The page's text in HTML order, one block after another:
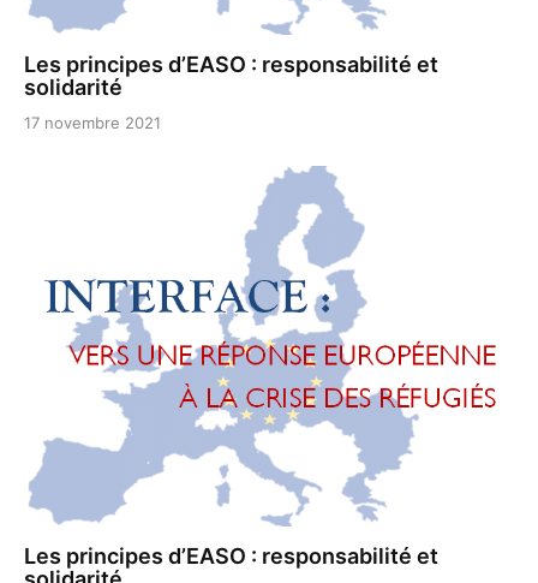
Les principes d’EASO : responsabilité et
solidarité
17 novembre 2021
Les principes d’EASO : responsabilité et